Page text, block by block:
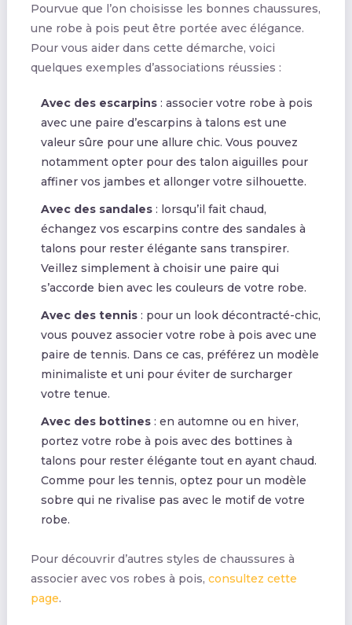
Pourvue que l’on choisisse les bonnes chaussures,
une robe à pois peut être portée avec élégance.
Pour vous aider dans cette démarche, voici
quelques exemples d’associations réussies :
Avec des escarpins: associer votre robe à pois
avec une paire d’escarpins à talons est une
valeur sûre pour une allure chic. Vous pouvez
notamment opter pour des talon aiguilles pour
affiner vos jambes et allonger votre silhouette.
Avec des sandales: lorsqu’il fait chaud,
échangez vos escarpins contre des sandales à
talons pour rester élégante sans transpirer.
Veillez simplement à choisir une paire qui
s’accorde bien avec les couleurs de votre robe.
Avec des tennis: pour un look décontracté-chic,
vous pouvez associer votre robe à pois avec une
paire de tennis. Dans ce cas, préférez un modèle
minimaliste et uni pour éviter de surcharger
votre tenue.
Avec des bottines: en automne ou en hiver,
portez votre robe à pois avec des bottines à
talons pour rester élégante tout en ayant chaud.
Comme pour les tennis, optez pour un modèle
sobre qui ne rivalise pas avec le motif de votre
robe.
Pour découvrir d’autres styles de chaussures à
associer avec vos robes à pois, consultez cette
page.